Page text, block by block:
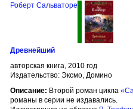
Роберт Сальваторе
Древнейший
авторская книга, 2010 год
Издательство: Эксмо, Домино
Описание: Второй роман цикла
романы в серии не издавались.